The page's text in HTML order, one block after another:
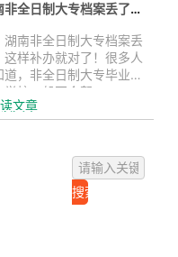
湖南非全日制大专档案丢了，这样补...
非全日制大专档案丢
这样补办就对了！很多人
道，非全日制大专毕业
学校一般不会帮...
文章